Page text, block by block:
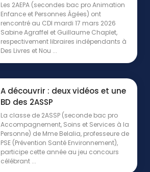
Les 2AEPA (secondes bac pro Animation
Enfance et Personnes Âgées) ont
rencontré au CDI mardi 17 mars 2026
Sabine Agraffel et Guillaume Chaplet,
respectivement libraires indépendants à
Des Livres et Nou ...
A découvrir : deux vidéos et une
BD des 2ASSP
La classe de 2ASSP (seconde bac pro
Accompagnement, Soins et Services à la
Personne) de Mme Belalia, professeure de
PSE (Prévention Santé Environnement),
participe cette année au jeu concours
célébrant ...